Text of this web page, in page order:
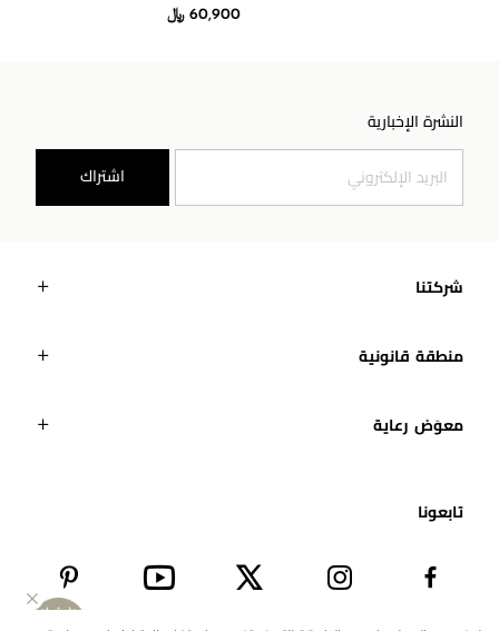
60,900 ﷼
النشرة الإخبارية
اشتراك
شركتنا
منطقة قانونية
معوَض رعاية
تابعونا​